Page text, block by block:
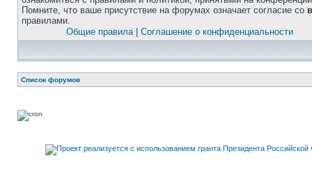
Помните, что ваше присутствие на форумах означает согласие со
правилами.
Общие правила| Соглашение о конфиденциальности
Список форумов